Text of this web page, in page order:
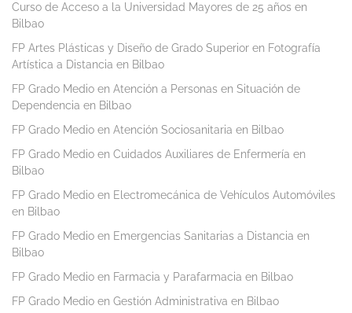
Curso de Acceso a la Universidad Mayores de 25 años en
Bilbao
FP Artes Plásticas y Diseño de Grado Superior en Fotografía
Artística a Distancia en Bilbao
FP Grado Medio en Atención a Personas en Situación de
Dependencia en Bilbao
FP Grado Medio en Atención Sociosanitaria en Bilbao
FP Grado Medio en Cuidados Auxiliares de Enfermería en
Bilbao
FP Grado Medio en Electromecánica de Vehículos Automóviles
en Bilbao
FP Grado Medio en Emergencias Sanitarias a Distancia en
Bilbao
FP Grado Medio en Farmacia y Parafarmacia en Bilbao
FP Grado Medio en Gestión Administrativa en Bilbao